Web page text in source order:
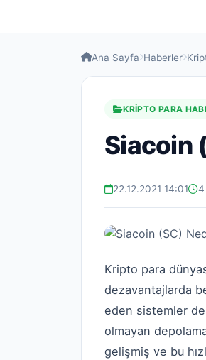
Ana Sayfa Haberler
KRIPTO PARA
Siacoin
22.12.2021 14:01 4
Kripto para
dezavantajlarda
eden sistemler
olmayan
gelişmiş ve bu